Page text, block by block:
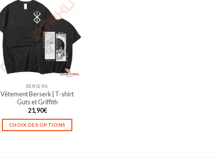
BERSERK
Vêtement Berserk | T-shirt
Guts et Griffith
21,90€
CHOIX DES OPTIONS